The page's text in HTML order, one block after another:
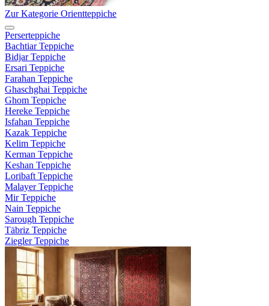
Zur Kategorie Orientteppiche
Perserteppiche
Bachtiar Teppiche
Bidjar Teppiche
Ersari Teppiche
Farahan Teppiche
Ghaschghai Teppiche
Ghom Teppiche
Hereke Teppiche
Isfahan Teppiche
Kazak Teppiche
Kelim Teppiche
Kerman Teppiche
Keshan Teppiche
Loribaft Teppiche
Malayer Teppiche
Mir Teppiche
Nain Teppiche
Sarough Teppiche
Täbriz Teppiche
Ziegler Teppiche